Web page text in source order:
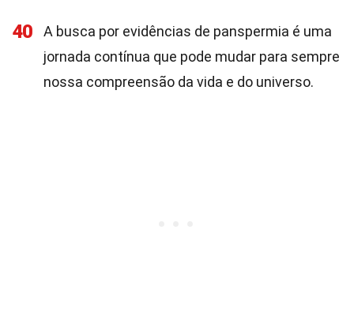
40
A busca por evidências de panspermia é uma
jornada contínua que pode mudar para sempre
nossa compreensão da vida e do universo.